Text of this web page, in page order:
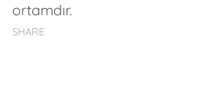
ortamdır.
SHARE